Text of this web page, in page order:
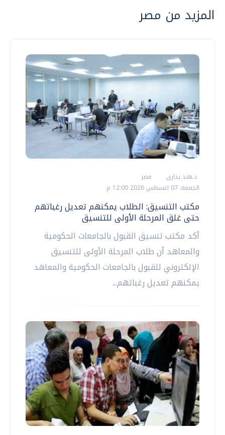
المزيد من مصر
د.هند بدارى
مصر
الجمعة، 07 اغسطس 2026 12:00 م
مكتب التنسيق: الطلاب يمكنهم تعديل رغباتهم
حتى غلق المرحلة الأولى للتنسيق
أكد مكتب تنسيق القبول بالجامعات الحكومية
والمعاهد أن طلاب المرحلة الأولى للتنسيق
الإلكتروني للقبول بالجامعات الحكومية والمعاهد
يمكنهم تعديل رغباتهم...